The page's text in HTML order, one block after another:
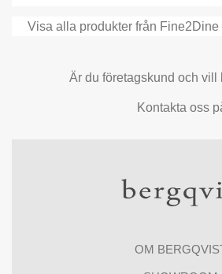
Visa alla produkter från Fine2Dine
Är du företagskund och
Kontakta oss
OM